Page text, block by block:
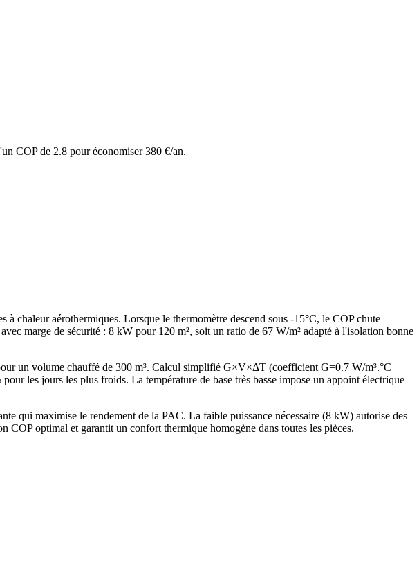
COP de 2.8 pour économiser 380 €/an.
chaleur aérothermiques. Lorsque le thermomètre descend sous -15°C, le COP chute
marge de sécurité : 8 kW pour 120 m², soit un ratio de 67 W/m² adapté à l'isolation bonne
un volume chauffé de 300 m³. Calcul simplifié G×V×ΔT (coefficient G=0.7 W/m³.°C
les jours les plus froids. La température de base très basse impose un appoint électrique
qui maximise le rendement de la PAC. La faible puissance nécessaire (8 kW) autorise des
COP optimal et garantit un confort thermique homogène dans toutes les pièces.